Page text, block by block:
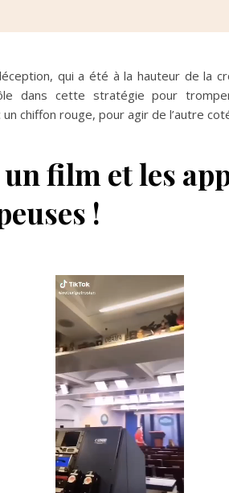
qui a été à la hauteur de la
dans cette stratégie pour
chiffon rouge, pour agir de l’autre
film et les
!